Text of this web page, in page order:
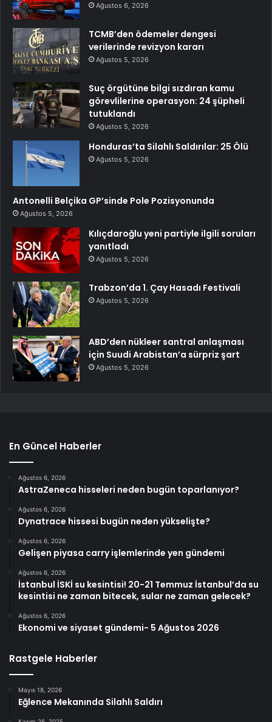
Ağustos 6, 2026
TCMB’den ödemeler dengesi
verilerinde revizyon kararı
Ağustos 5, 2026
Suç örgütüne bilgi sızdıran kamu
görevlilerine operasyon: 24 şüpheli
tutuklandı
Ağustos 5, 2026
Honduras’ta Silahlı Saldırılar: 25 Ölü
Ağustos 5, 2026
Antonelli Belçika GP’sinde Pole Pozisyonunda
Ağustos 5, 2026
Kılıçdaroğlu yeni partiyle ilgili soruları
yanıtladı
Ağustos 5, 2026
Trabzon’da 1. Çay Hasadı Festivali
Ağustos 5, 2026
ABD’den nükleer santral anlaşması
için Suudi Arabistan’a sürpriz şart
Ağustos 5, 2026
En Güncel Haberler
Ağustos 6, 2026
AstraZeneca hisseleri neden bugün toparlanıyor?
Ağustos 6, 2026
Dynatrace hissesi bugün neden yükselişte?
Ağustos 6, 2026
Gelişen piyasa carry işlemlerinde yen gündemi
Ağustos 6, 2026
İstanbul İSKİ su kesintisi! 20-21 Temmuz İstanbul’da su
kesintisi ne zaman bitecek, sular ne zaman gelecek?
Ağustos 6, 2026
Ekonomi ve siyaset gündemi- 5 Ağustos 2026
Rastgele Haberler
Mayıs 18, 2026
Eğlence Mekanında Silahlı Saldırı